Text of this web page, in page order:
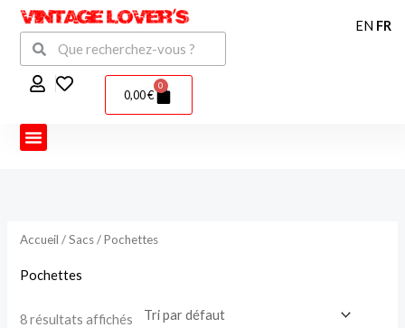
Aller
contenu
RechercherRechercher
0,00€
0
Panier
Accueil /Sacs/ Pochettes
Pochettes
8 résultats affichés
EN FR